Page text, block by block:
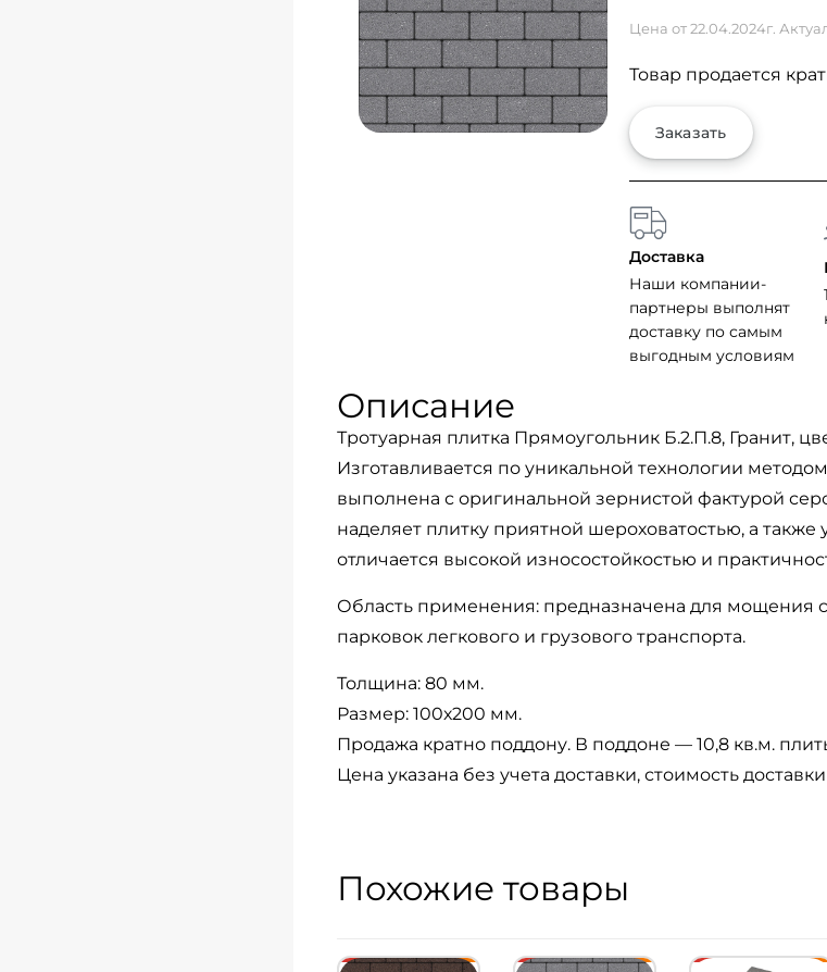
Цена от 22.04.2024г.
Товар продается
Заказать
Доставка
Наши компании-
партнеры выполнят
доставку по самым
выгодным условиям
Описание
Тротуарная плитка Прямоугольник Б.2.П.8, Гранит,
Изготавливается по уникальной технологии
выполнена с оригинальной зернистой фактурой
наделяет плитку приятной шероховатостью, а
отличается высокой износостойкостью и
Область применения: предназначена для мощения
парковок легкового и грузового транспорта.
Толщина: 80 мм.
Размер: 100х200 мм.
Продажа кратно поддону. В поддоне — 10,8 кв.м.
Цена указана без учета доставки, стоимость
Похожие товары